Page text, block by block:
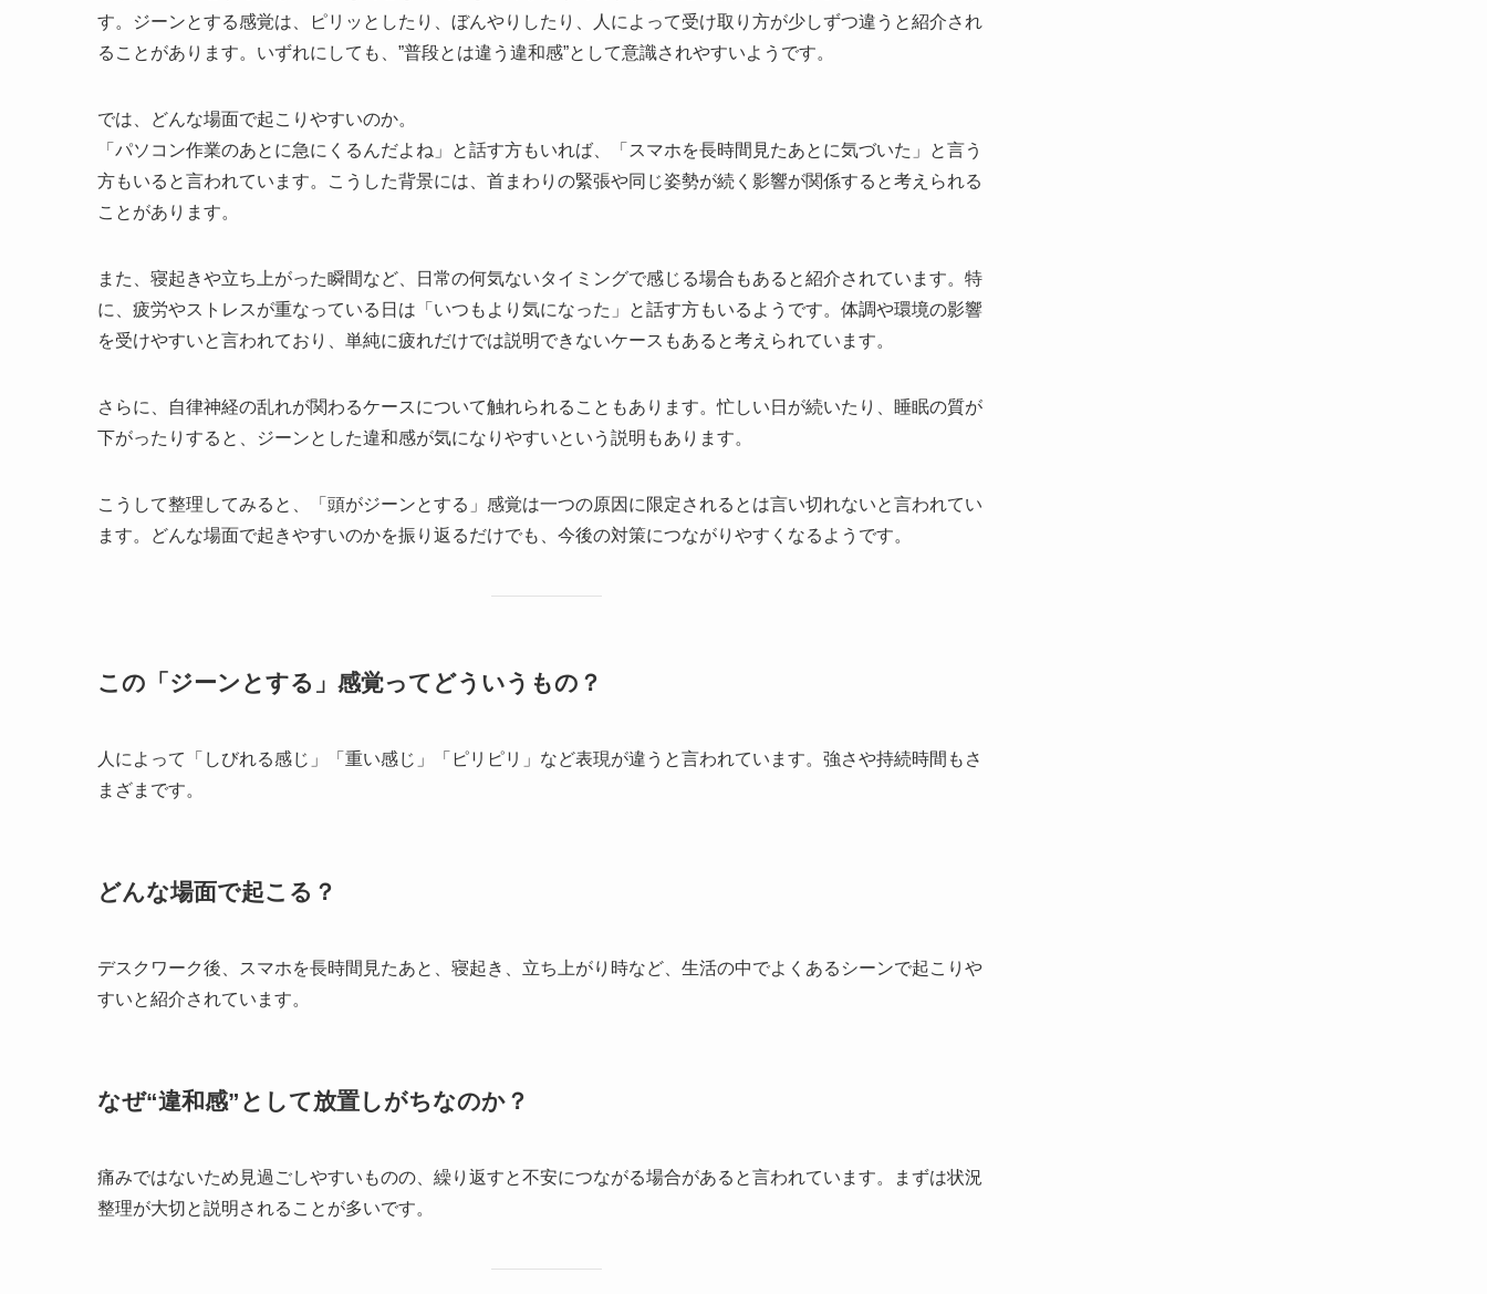
す。ジーンとする感覚は、ピリッとしたり、ぼんやりしたり、人によって受け取り方が少しずつ違うと紹介され
ることがあります。いずれにしても、”普段とは違う違和感”として意識されやすいようです。
では、どんな場面で起こりやすいのか。
「パソコン作業のあとに急にくるんだよね」と話す方もいれば、「スマホを長時間見たあとに気づいた」と言う
方もいると言われています。こうした背景には、首まわりの緊張や同じ姿勢が続く影響が関係すると考えられる
ことがあります。
また、寝起きや立ち上がった瞬間など、日常の何気ないタイミングで感じる場合もあると紹介されています。特
に、疲労やストレスが重なっている日は「いつもより気になった」と話す方もいるようです。体調や環境の影響
を受けやすいと言われており、単純に疲れだけでは説明できないケースもあると考えられています。
さらに、自律神経の乱れが関わるケースについて触れられることもあります。忙しい日が続いたり、睡眠の質が
下がったりすると、ジーンとした違和感が気になりやすいという説明もあります。
こうして整理してみると、「頭がジーンとする」感覚は一つの原因に限定されるとは言い切れないと言われてい
ます。どんな場面で起きやすいのかを振り返るだけでも、今後の対策につながりやすくなるようです。
この「ジーンとする」感覚ってどういうもの？
人によって「しびれる感じ」「重い感じ」「ピリピリ」など表現が違うと言われています。強さや持続時間もさ
まざまです。
どんな場面で起こる？
デスクワーク後、スマホを長時間見たあと、寝起き、立ち上がり時など、生活の中でよくあるシーンで起こりや
すいと紹介されています。
なぜ“違和感”として放置しがちなのか？
痛みではないため見過ごしやすいものの、繰り返すと不安につながる場合があると言われています。まずは状況
整理が大切と説明されることが多いです。